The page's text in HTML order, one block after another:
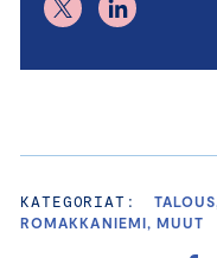
KATEGORIAT:
ROMAKKANIEMI, MUUT